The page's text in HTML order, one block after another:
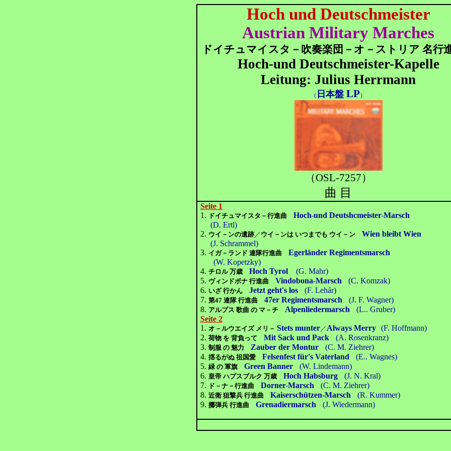
Hoch und Deutschmeister
Austrian Military Marches
ドイチュマイスタ－吹奏楽団 － オ－ストリア 名行
Hoch-und Deutschmeister-Kapelle
Leitung: Julius Herrmann
（ 日本盤 LP）
（OSL-7257）
曲 目
Seite 1
1.
ドイチュマイスタ－行進曲Hoch-und Deutshcmeister-Marsch
(D. Ertl)
2. ウイ－ンの遺跡／ ウイ－ンは いつまでも ウイ－ン Wien bleibt Wien
(J. Schrammel)
3. イガ－ランド 連隊行進曲
Egerländer Regimentsmarsch
(W. Kopetzky)
4.チロル 万歳Hoch Tyrol(G. Mahr)
5. ヴィンドボナ 行進曲 Vindobona-Marsch
(C. Komzak)
6. いざ 行かん Jetzt geht's los
(F. Lehár)
7.第47 連隊 行進曲 47er Regimentsmarsch
(J. F. Wagner)
8. アルプス 歌曲 の マ－チ Alpenliedermarsch
(L.. Gruber)
Seite 2
1.オ－ルウエイズ メリ－ Stets munter／Always Merry (F. Hoffmann)
2.荷物 を 背負って Mit Sack und Pack
(A. Rosenkranz)
3.制服 の 魅力 Zauber der Montur
(C. M. Ziehrer)
4.揺るがぬ 祖国愛Felsenfest für's Vaterland
(E.. Wagnes)
5.緑 の 軍旗Green Banner
(W. Lindemann)
6. 皇帝 ハプスブルク 万歳Hoch Habsburg
(J. N. Kral)
7.
ド－ナ－行進曲 Dorner-Marsch
(C. M. Ziehrer)
8.近衛 狙撃兵 行進曲Kaiserschützen-Marsch
(R. Kummer)
9.擲弾兵 行進曲 Grenadiermarsch (J. Wiedermann)